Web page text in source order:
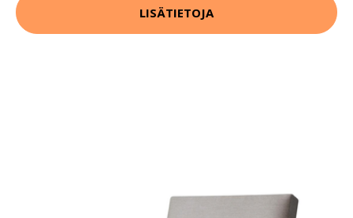
LISÄTIETOJA